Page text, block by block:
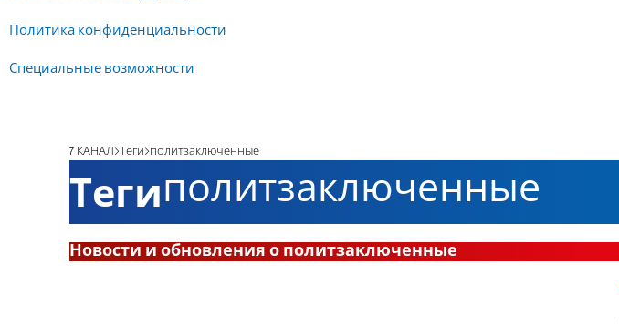
Политика конфиденциальности
Специальные возможности
7 КАНАЛ Теги политзаключенные
Тегиполитзаключенные
Новости и обновления о политзаключенные